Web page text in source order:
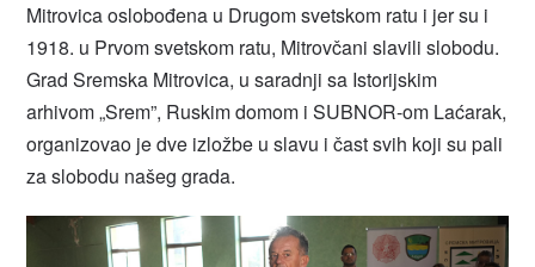
Mitrovica oslobođena u Drugom svetskom ratu i jer su i
1918. u Prvom svetskom ratu, Mitrovčani slavili slobodu.
Grad Sremska Mitrovica, u saradnji sa Istorijskim
arhivom „Srem”, Ruskim domom i SUBNOR-om Laćarak,
organizovao je dve izložbe u slavu i čast svih koji su pali
za slobodu našeg grada.